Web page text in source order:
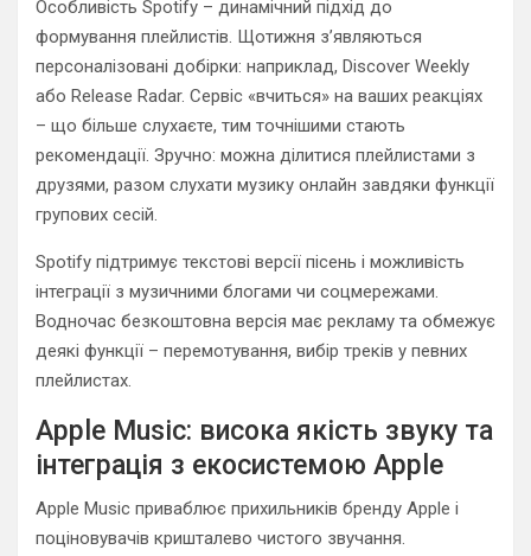
Особливість Spotify – динамічний підхід до
формування плейлистів. Щотижня з’являються
персоналізовані добірки: наприклад, Discover Weekly
або Release Radar. Сервіс «вчиться» на ваших реакціях
– що більше слухаєте, тим точнішими стають
рекомендації. Зручно: можна ділитися плейлистами з
друзями, разом слухати музику онлайн завдяки функції
групових сесій.
Spotify підтримує текстові версії пісень і можливість
інтеграції з музичними блогами чи соцмережами.
Водночас безкоштовна версія має рекламу та обмежує
деякі функції – перемотування, вибір треків у певних
плейлистах.
Apple Music: висока якість звуку та
інтеграція з екосистемою Apple
Apple Music приваблює прихильників бренду Apple і
поціновувачів кришталево чистого звучання.